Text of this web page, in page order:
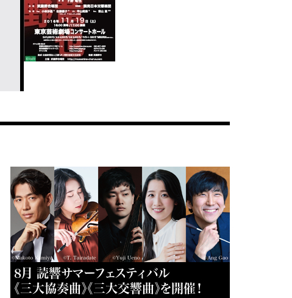
8月 読響サマーフェスティバル
《三大協奏曲》《三大交響曲》を開催！